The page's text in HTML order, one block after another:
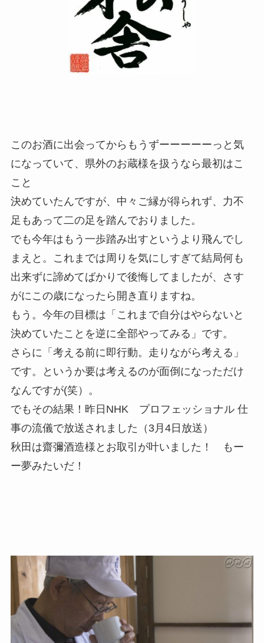
このお酒に出会ってからもうずーーーーーっと気
になっていて、県外のお蔵様を扱うなら最初はこ
こと
決めていたんですが、中々ご縁が得られず、力不
足もあって二の足を踏んでおりました。
でも今年はもう一歩踏み出すというより飛んでし
まえと。これまでは周りを気にしすぎて結局何も
出来ずに諦めてばかりで後悔してましたが、さす
がにこの歳になったら開き直りますね。
もう。今年の目標は「これまで自分はやらないと
決めていたことを逆に全部やってみる」です。
さらに「考える前に即行動。走りながら考える」
です。というか要は考えるのが面倒になっただけ
なんですが(笑）。
でもその結果！昨日NHK プロフェッショナル 仕
事の流儀で放送されました（3月4日放送）
秋田は齋彌酒造様とお取引が叶いました！ もー
ー夢みたいだ！